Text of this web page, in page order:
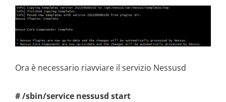
Ora è necessario riavviare il servizio Nessusd
# /sbin/service nessusd start